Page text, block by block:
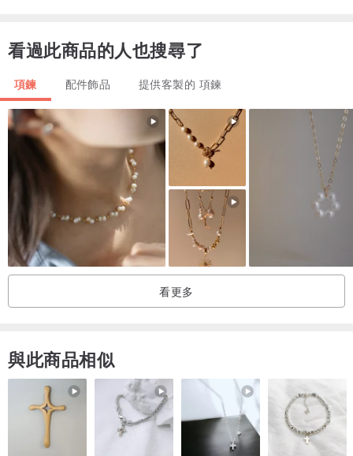
鳳戲牡丹吊墜採用新疆三彩玉雕刻而成。線條流暢干練，立體感強，
寫實逼真，工料俱佳，牡丹盛放，典雅優美，鳳凰翩躚，富貴堂皇，
鳳為鳥中之王，牡丹為花中之首，丹鳳結合，象徵著美好、光明和幸
福，是祥瑞富貴的象徵
看過此商品的人也搜尋了
項鍊 配件飾品 提供客製的 項鍊
看更多
與此商品相似